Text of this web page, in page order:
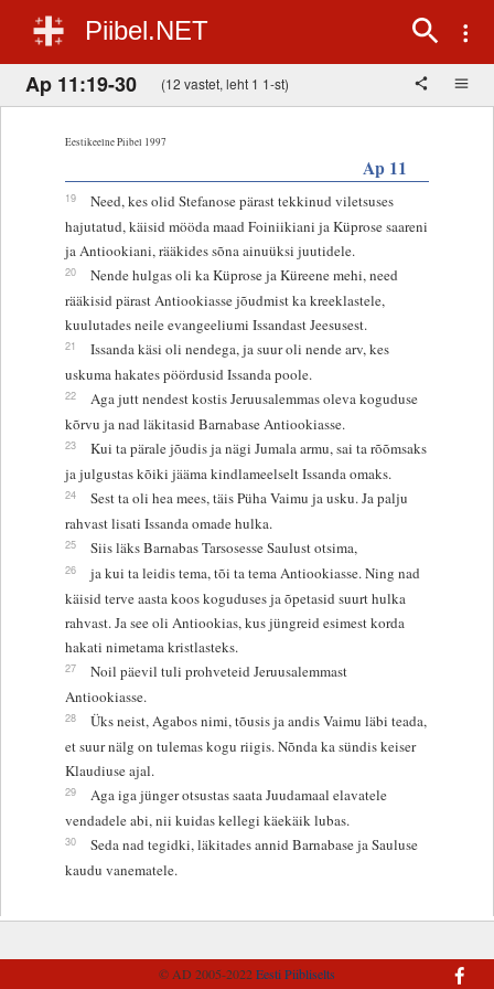
Piibel.NET
Ap 11:19-30 (12 vastet, leht 1 1-st)
Eestikeelne Piibel 1997
Ap 11
19
Need, kes olid Stefanose pärast tekkinud viletsuses
hajutatud, käisid mööda maad Foiniikiani ja Küprose saareni
ja Antiookiani, rääkides sõna ainuüksi juutidele.
20
Nende hulgas oli ka Küprose ja Küreene mehi, need
rääkisid pärast Antiookiasse jõudmist ka kreeklastele,
kuulutades neile evangeeliumi Issandast Jeesusest.
21
Issanda käsi oli nendega, ja suur oli nende arv, kes
uskuma hakates pöördusid Issanda poole.
22
Aga jutt nendest kostis Jeruusalemmas oleva koguduse
kõrvu ja nad läkitasid Barnabase Antiookiasse.
23
Kui ta pärale jõudis ja nägi Jumala armu, sai ta rõõmsaks
ja julgustas kõiki jääma kindlameelselt Issanda omaks.
24
Sest ta oli hea mees, täis Püha Vaimu ja usku. Ja palju
rahvast lisati Issanda omade hulka.
25 Siis läks Barnabas Tarsosesse Saulust otsima,
26
ja kui ta leidis tema, tõi ta tema Antiookiasse. Ning nad
käisid terve aasta koos koguduses ja õpetasid suurt hulka
rahvast. Ja see oli Antiookias, kus jüngreid esimest korda
hakati nimetama kristlasteks.
27
Noil päevil tuli prohveteid Jeruusalemmast
Antiookiasse.
28
Üks neist, Agabos nimi, tõusis ja andis Vaimu läbi teada,
et suur nälg on tulemas kogu riigis. Nõnda ka sündis keiser
Klaudiuse ajal.
29
Aga iga jünger otsustas saata Juudamaal elavatele
vendadele abi, nii kuidas kellegi käekäik lubas.
30
Seda nad tegidki, läkitades annid Barnabase ja Sauluse
kaudu vanematele.
© AD 2005-2022Eesti Piibliselts